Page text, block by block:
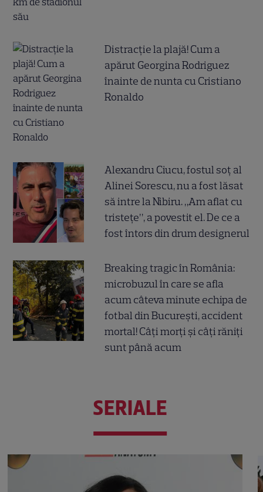
Distracție la plajă! Cum a
apărut Georgina Rodriguez
înainte de nunta cu Cristiano
Ronaldo
Alexandru Ciucu, fostul soț al
Alinei Sorescu, nu a fost lăsat
să intre la Nibiru. „Am aflat cu
tristețe”, a povestit el. De ce a
fost întors din drum designerul
Breaking tragic în România:
microbuzul în care se afla
acum câteva minute echipa de
fotbal din București, accident
mortal! Câți morți și câți răniți
sunt până acum
SERIALE